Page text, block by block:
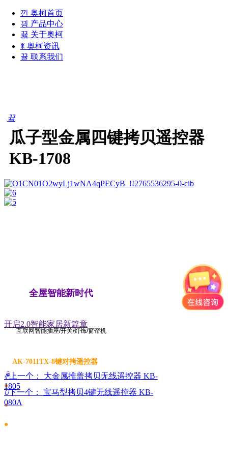
낀 奥柯首页
끵 产品中心
뀳 关于奥柯
ꂓ 奥柯资讯
뀰 联系我们
끀
瓜子型金属四键拷贝遥控器
KB-1708
全屋智能新时代
互联网智能插座/开关/灯饰/窗帘机
开启2.0智能家居新篇章
AK-7011TX-8键对拷遥控器
●舒适的握持
和操作手感
●小巧的
外观设计
●
ꄴ上一个：
大金属推盖拷贝无线遥控器 KB-
1805
ꄲ下一个：
宝马型拷贝4键无线遥控器 KB-
080A